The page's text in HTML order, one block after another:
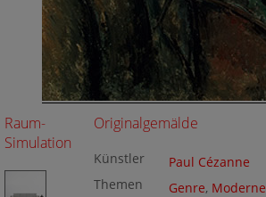
Raum-
Simulation
Originalgemälde
Künstler
Paul Cézanne
Themen
Genre, Moderne